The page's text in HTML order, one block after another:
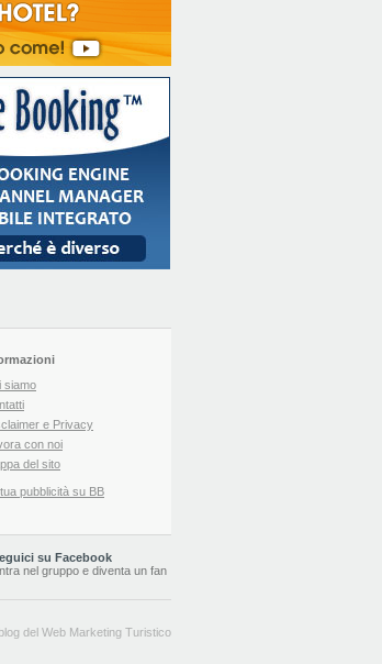
siamo
e Privacy
con noi
del sito
pubblicità su BB
su Facebook
nel gruppo e diventa un fan
blog del Web Marketing Turistico